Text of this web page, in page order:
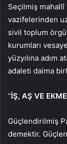
Seçilmiş mahallî
vazifelerinden
sivil toplum
kurumları
yüzyılına adım
adaleti daima
“İŞ, AŞ VE
Güçlendirilmiş
demektir.